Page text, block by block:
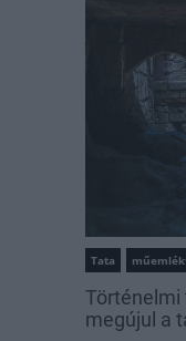
Tata
Történelmi
megújul a